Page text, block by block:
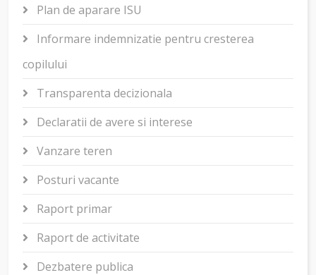
Plan de aparare ISU
Informare indemnizatie pentru cresterea
copilului
Transparenta decizionala
Declaratii de avere si interese
Vanzare teren
Posturi vacante
Raport primar
Raport de activitate
Dezbatere publica